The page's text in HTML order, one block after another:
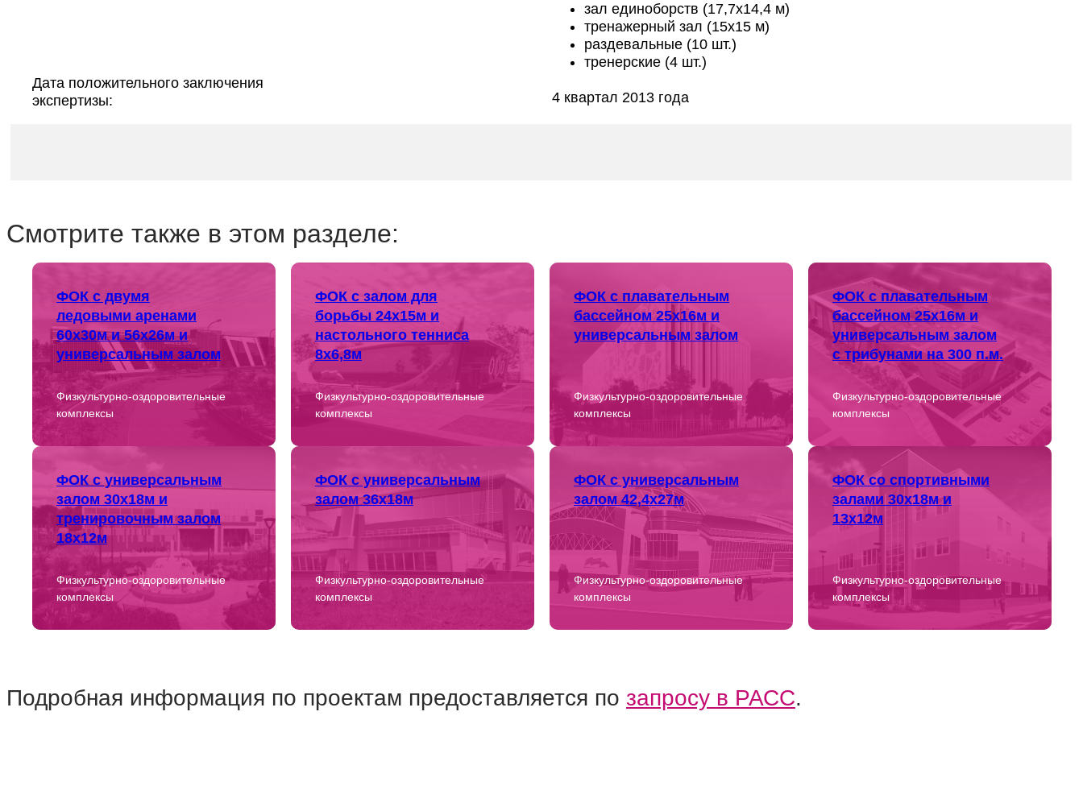
Дата положительного заключения
экспертизы:
зал единоборств (17,7х14,4 м)
тренажерный зал (15х15 м)
раздевальные (10 шт.)
тренерские (4 шт.)
4 квартал 2013 года
Смотрите также в этом разделе:
ФОК с двумя
ледовыми аренами
60х30м и 56х26м и
универсальным залом
Физкультурно-оздоровительные
комплексы
ФОК с залом для
борьбы 24х15м и
настольного тенниса
8х6,8м
Физкультурно-оздоровительные
комплексы
ФОК с плавательным
бассейном 25х16м и
универсальным залом
Физкультурно-оздоровительные
комплексы
ФОК с плавательным
бассейном 25х16м и
универсальным залом
с трибунами на 300 п.м.
Физкультурно-оздоровительные
комплексы
ФОК с универсальным
залом 30х18м и
тренировочным залом
18х12м
Физкультурно-оздоровительные
комплексы
ФОК с универсальным
залом 36х18м
Физкультурно-оздоровительные
комплексы
ФОК с универсальным
залом 42,4х27м
Физкультурно-оздоровительные
комплексы
ФОК со спортивными
залами 30х18м и
13х12м
Физкультурно-оздоровительные
комплексы
Подробная информация по проектам предоставляется по запросу в РАСС.